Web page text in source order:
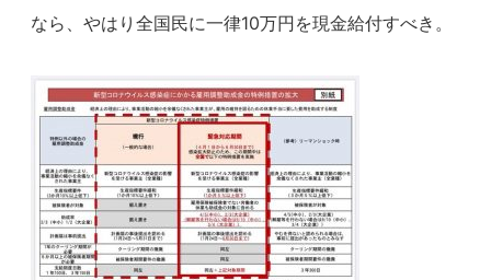
なら、やはり全国民に一律10万円を現金給付すべき。